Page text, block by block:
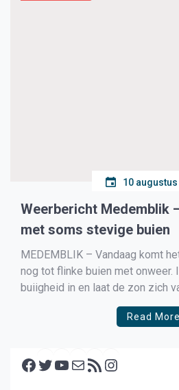
10
Weerbericht Medemblik
met soms stevige buien
MEDEMBLIK – Vandaag komt
nog tot flinke buien met onweer.
buiigheid in en laat de zon zich
Read More
Facebook Twitter YouTube E-mail RSS feed